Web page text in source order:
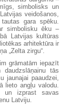
simbolisks un
veidošanos,
gara spēku.
simbolisku ēku –
Latvijas kultūras
arhitektūra ir
„Zelta zirgu“.
grāmatām iepazīt
tās
jaunajai paaudzei,
lieto angļu valodu.
izprast savas
Latviju.